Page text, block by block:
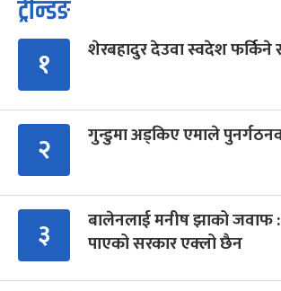
ट्रेन्डिङ
१ शेरबहादुर देउवा स्वदेश फर्किने
२ गुन्डुमा अड्किए एमाले
३
बालेनलाई मनीष झाको जवाफ
पाएको सरकार एक्लो छैन